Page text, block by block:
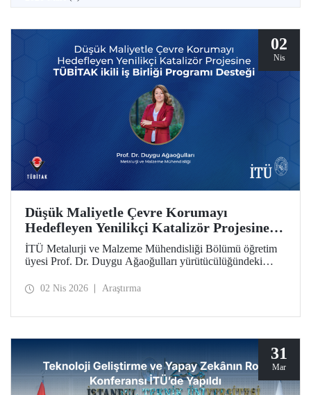
02
Nis
Düşük Maliyetle Çevre Korumayı
Hedefleyen Yenilikçi Katalizör Projesine
TÜBİTAK İkili İş Birliği Programı Desteği
İTÜ Metalurji ve Malzeme Mühendisliği Bölümü öğretim
üyesi Prof. Dr. Duygu Ağaoğulları yürütücülüğündeki
Akademisi (BAS) ile İkili İşbirliği Programı” kapsamında
02 Nis 2026 Araştırma
31
Mar